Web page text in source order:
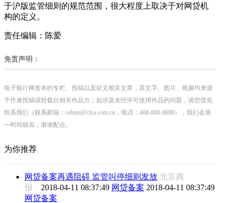
于沪版监管细则的规范范围，很大程度上取决于对网贷机
构的定义。
责任编辑：陈爱
免责声明：
电子银行网发布的专栏、投稿以及征文相关文章，其文字、图片、视频均来源
于作者投稿或转载自相关作品方；如涉及未经许可使用作品的问题，请您优先
联系我们（联系邮箱：cebnet@cfca.com.cn，电话：400-880-9888），我们会第
一时间核实，谢谢配合。
为你推荐
网贷备案再遇阻碍 监管叫停细则发放 北京商
报 2018-04-11 08:37:49 网贷备案 2018-04-11 08:37:49
网贷备案